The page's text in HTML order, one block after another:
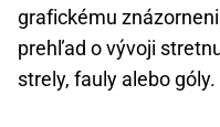
grafickému
prehľad o vývoji
strely, fauly alebo góly.